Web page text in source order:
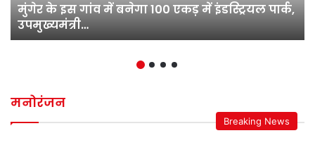
मुंगेर के इस गांव में बनेगा 100 एकड़ में इंडस्ट्रियल पार्क,
उपमुख्यमंत्री…
मनोरंजन
Breaking News